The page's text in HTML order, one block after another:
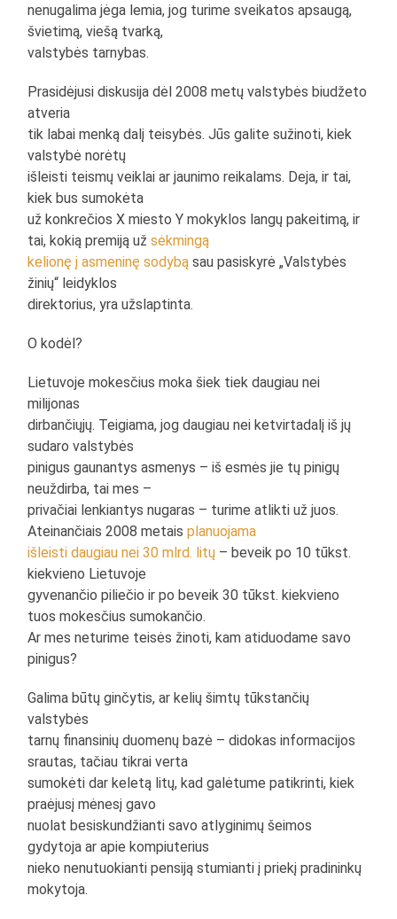
nenugalima jėga lemia, jog turime sveikatos apsaugą,
švietimą, viešą tvarką,
valstybės tarnybas.
Prasidėjusi diskusija dėl 2008 metų valstybės biudžeto
atveria
tik labai menką dalį teisybės. Jūs galite sužinoti, kiek
valstybė norėtų
išleisti teismų veiklai ar jaunimo reikalams. Deja, ir tai,
kiek bus sumokėta
už konkrečios X miesto Y mokyklos langų pakeitimą, ir
tai, kokią premiją užsėkmingą
kelionę į asmeninę sodybą sau pasiskyrė „Valstybės
žinių“ leidyklos
direktorius, yra užslaptinta.
O kodėl?
Lietuvoje mokesčius moka šiek tiek daugiau nei
milijonas
dirbančiųjų. Teigiama, jog daugiau nei ketvirtadalį iš jų
sudaro valstybės
pinigus gaunantys asmenys – iš esmės jie tų pinigų
neuždirba, tai mes –
privačiai lenkiantys nugaras – turime atlikti už juos.
Ateinančiais 2008 metaisplanuojama
išleisti daugiau nei 30 mlrd. litų – beveik po 10 tūkst.
kiekvieno Lietuvoje
gyvenančio piliečio ir po beveik 30 tūkst. kiekvieno
tuos mokesčius sumokančio.
Ar mes neturime teisės žinoti, kam atiduodame savo
pinigus?
Galima būtų ginčytis, ar kelių šimtų tūkstančių
valstybės
tarnų finansinių duomenų bazė – didokas informacijos
srautas, tačiau tikrai verta
sumokėti dar keletą litų, kad galėtume patikrinti, kiek
praėjusį mėnesį gavo
nuolat besiskundžianti savo atlyginimų šeimos
gydytoja ar apie kompiuterius
nieko nenutuokianti pensiją stumianti į priekį pradininkų
mokytoja.